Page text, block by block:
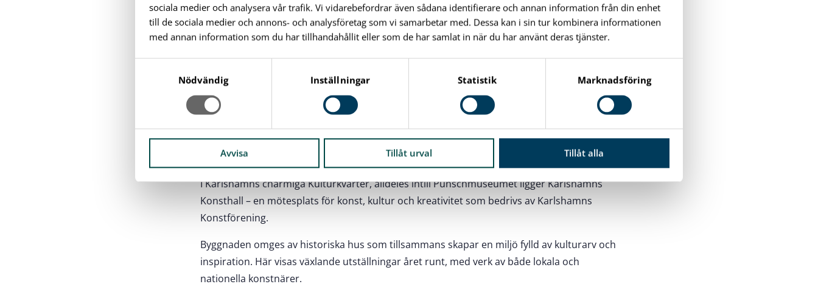
sociala medier och analysera vår trafik. Vi vidarebefordrar även sådana identifierare och annan information från din enhet
till de sociala medier och annons- och analysföretag som vi samarbetar med. Dessa kan i sin tur kombinera informationen
med annan information som du har tillhandahållit eller som de har samlat in när du har använt deras tjänster.
s
Nödvändig Inställningar Statistik Marknadsföring
Avvisa Tillåt urval Tillåt alla
Punschmuseum
Sjöfartsmuseet Karlshamn
Konsthall
I Karlshamns charmiga Kulturkvarter, alldeles intill Punschmuseumet ligger Karlshamns
Konsthall – en mötesplats för konst, kultur och kreativitet som bedrivs av Karlshamns
Konstförening.
Byggnaden omges av historiska hus som tillsammans skapar en miljö fylld av kulturarv och
inspiration. Här visas växlande utställningar året runt, med verk av både lokala och
nationella konstnärer.